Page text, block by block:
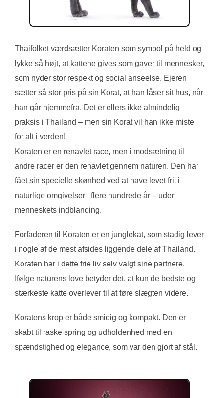
Thaifolket værdsætter Koraten som symbol på held og
lykke så højt, at kattene gives som gaver til mennesker,
som nyder stor respekt og social anseelse. Ejeren
sætter så stor pris på sin Korat, at han låser sit hus, når
han går hjemmefra. Det er ellers ikke almindelig
praksis i Thailand – men sin Korat vil han ikke miste
for alt i verden!
Koraten er en renavlet race, men i modsætning til
andre racer er den renavlet gennem naturen. Den har
fået sin specielle skønhed ved at have levet frit i
naturlige omgivelser i flere hundrede år – uden
menneskets indblanding.
Forfaderen til Koraten er en junglekat, som stadig lever
i nogle af de mest afsides liggende dele af Thailand.
Koraten har i dette frie liv selv valgt sine partnere.
Ifølge naturens love betyder det, at kun de bedste og
stærkeste katte overlever til at føre slægten videre.
Koratens krop er både smidig og kompakt. Den er
skabt til raske spring og udholdenhed med en
spændstighed og elegance, som var den gjort af stål.